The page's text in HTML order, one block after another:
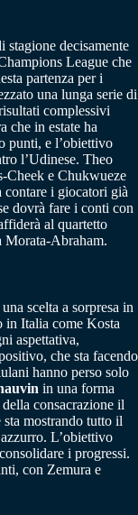
stagione decisamente
League che
partenza per i
una lunga serie di
complessivi
che in estate ha
punti, e l’obiettivo
l’Udinese. Theo
Cheek e Chukwueze
contare i giocatori già
dovrà fare i conti con
al quartetto
Morata-Abraham.
scelta a sorpresa in
in Italia come Kosta
aspettativa,
che sta facendo
hanno perso solo
in una forma
consacrazione il
mostrando tutto il
L’obiettivo
i progressi.
con Zemura e